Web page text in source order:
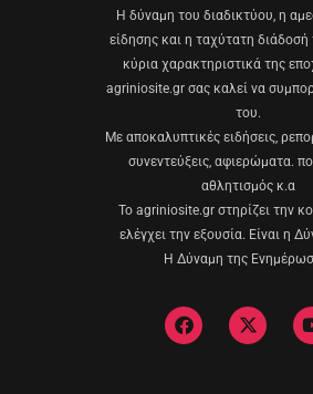
Η δύναμη του διαδικτύου, η
είδησης και η ταχύτατη διάδοσή
κύρια χαρακτηριστικά της
agriniosite.gr σας καλεί να
του.
Με αποκαλυπτικές ειδήσεις,
συνεντεύξεις, αφιερώματα.
αθλητισμός κ.α
Το agriniosite.gr στηρίζει την
ελέγχει την εξουσία. Είναι η
Η Δύναμη της